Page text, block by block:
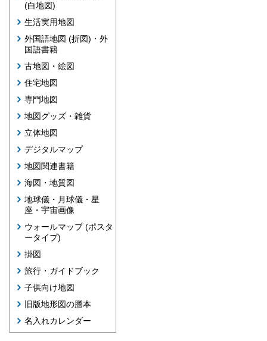
(白地図)
生活実用地図
外国語地図 (折図)・外
国語書籍
古地図・絵図
住宅地図
専門地図
地図グッズ・雑貨
立体地図
デジタルマップ
地図関連書籍
海図・地質図
地球儀・月球儀・星
座・宇宙画像
ウォールマップ (ポスタ
ータイプ)
掛図
旅行・ガイドブック
子供向け地図
旧版地形図の謄本
名入れカレンダー